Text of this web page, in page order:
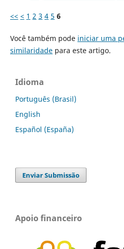
<< < 1 2 3 4 5 6
Você também pode iniciar uma
similaridadepara este artigo.
Idioma
Português (Brasil)
English
Español (España)
Enviar Submissão
Apoio financeiro